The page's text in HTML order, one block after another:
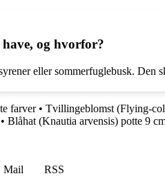
og hvorfor?
eller sommerfuglebusk.
farver• Tvillingeblomst (Flying-
Blåhat (Knautia arvensis) potte 9
Mail
RSS